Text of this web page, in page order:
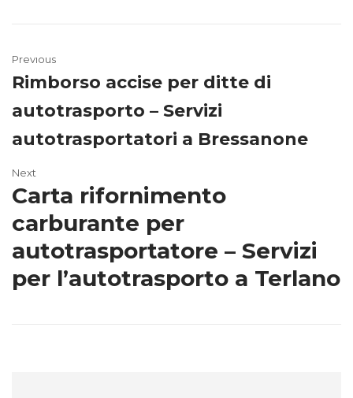
Previous
Rimborso accise per ditte di
autotrasporto – Servizi
autotrasportatori a Bressanone
Next
Carta rifornimento
carburante per
autotrasportatore – Servizi
per l’autotrasporto a Terlano